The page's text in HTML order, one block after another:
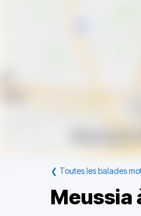
❮ Toutes les balades
Meussia